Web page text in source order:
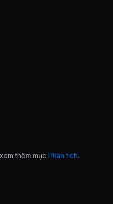
thêm mục Phân tích.